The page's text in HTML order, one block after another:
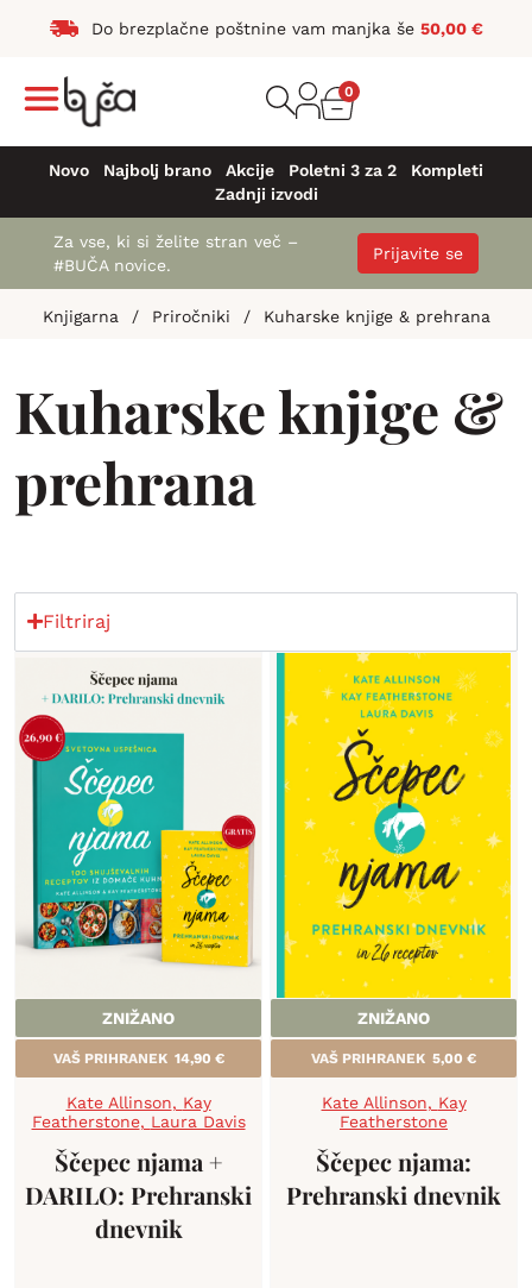
Do brezplačne poštnine vam manjka še 50,00 €
0
Novo Najbolj brano Akcije Poletni 3 za 2
Kompleti
Zadnji izvodi
Za vse, ki si želite stran več –
#BUČA novice.
Prijavite se
Knjigarna / Priročniki / Kuharske knjige & prehrana
Kuharske knjige &
prehrana
Filtriraj
ZNIŽANO
VAŠ PRIHRANEK 14,90 €
Kate Allinson, Kay
Featherstone, Laura Davis
Ščepec njama +
DARILO: Prehranski
dnevnik
ZNIŽANO
VAŠ PRIHRANEK 5,00 €
Kate Allinson, Kay
Featherstone
Ščepec njama:
Prehranski dnevnik